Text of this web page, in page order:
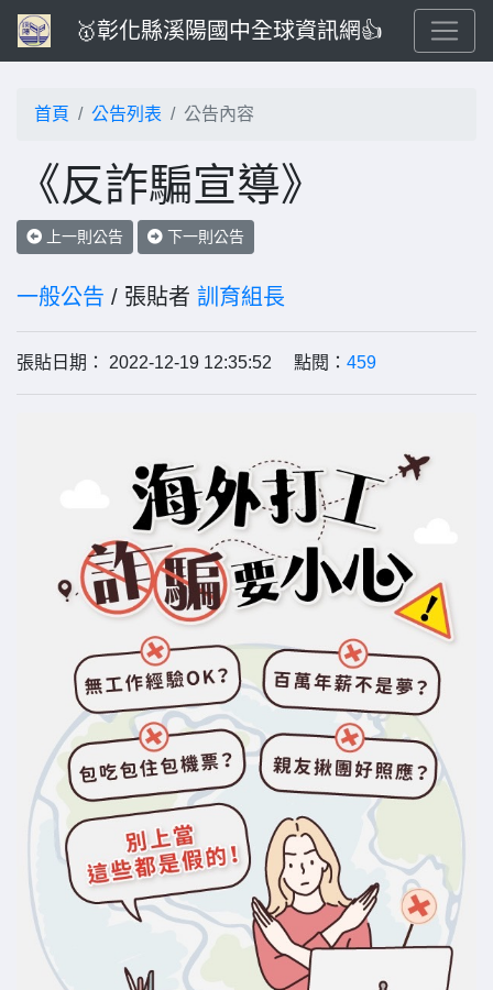
🥇彰化縣溪陽國中全球資訊網👍
首頁 公告列表 公告內容
《反詐騙宣導》
上一則公告 下一則公告
一般公告 / 張貼者 訓育組長
張貼日期： 2022-12-19 12:35:52 點閱： 459